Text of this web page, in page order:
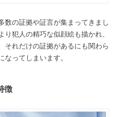
数の証拠や証言が集まってきまし
犯人の精巧な似顔絵も描かれ、
それだけの証拠があるにも関わら
ってしまいます。
徴